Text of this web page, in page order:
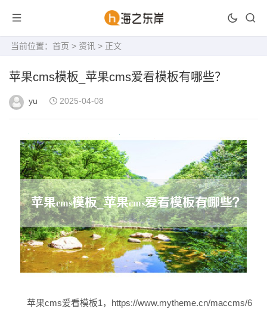
当前位置： 首页 > 资讯 > 正文
苹果cms模板_苹果cms爱看模板有哪些？
yu 2025-04-08
苹果cms爱看模板1，https://www.mytheme.cn/maccms/6